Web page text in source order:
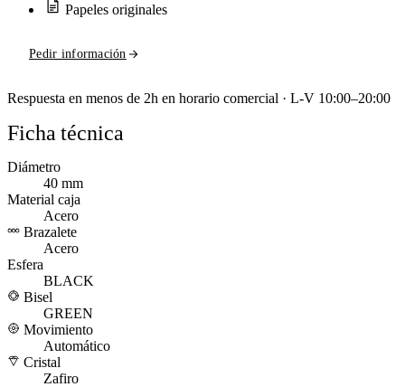
Papeles originales
Pedir información
Respuesta en menos de 2h en horario comercial · L-V 10:00–20:00
Ficha técnica
Diámetro
40 mm
Material caja
Acero
Brazalete
Acero
Esfera
BLACK
Bisel
GREEN
Movimiento
Automático
Cristal
Zafiro